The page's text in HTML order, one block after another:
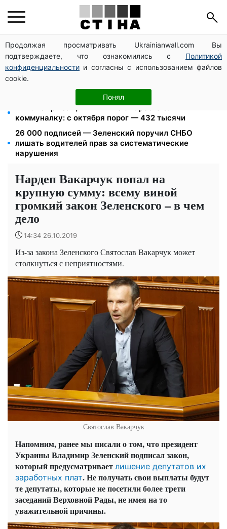
Продолжая просматривать Ukrainianwall.com Вы
подтверждаете, что ознакомились с Политикой
конфиденциальности и согласны с использованием файлов
cookie.
Понял
Фейковые сайты сервисных центров МВД:
мошенники выманивают деньги у водителей перед
выездом за границу
Дефицит товаров в Фора: рф уничтожила склады с
запасами продукции
172 940 грн защитят жилье от ареста за
коммуналку: с октября порог — 432 тысячи
26 000 подписей — Зеленский поручил СНБО
лишать водителей прав за систематические
нарушения
Нардеп Вакарчук попал на
крупную сумму: всему виной
громкий закон Зеленского – в чем
дело
14:34 26.10.2019
Из-за закона Зеленского Святослав Вакарчук может
столкнуться с неприятностями.
Святослав Вакарчук
Напомним, ранее мы писали о том, что президент
Украины Владимир Зеленский подписал закон,
который предусматривает лишение депутатов их
заработных плат. Не получать свои выплаты будут
те депутаты, которые не посетили более трети
заседаний Верховной Рады, не имея на то
уважительной причины.